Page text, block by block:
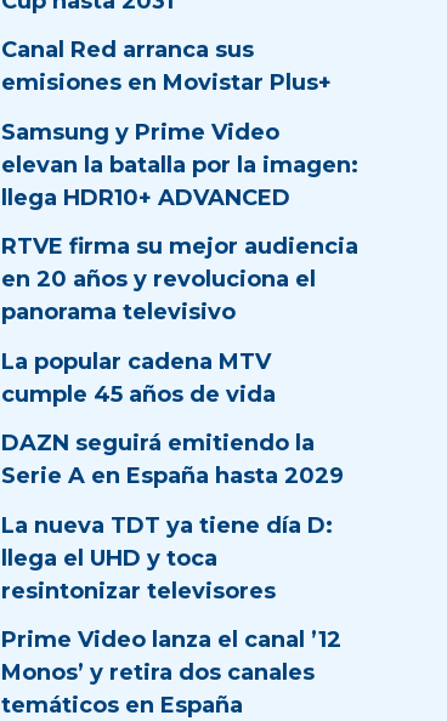
Canal Red arranca sus
emisiones en Movistar Plus+
Samsung y Prime Video
elevan la batalla por la imagen:
llega HDR10+ ADVANCED
RTVE firma su mejor audiencia
en 20 años y revoluciona el
panorama televisivo
La popular cadena MTV
cumple 45 años de vida
DAZN seguirá emitiendo la
Serie A en España hasta 2029
La nueva TDT ya tiene día D:
llega el UHD y toca
resintonizar televisores
Prime Video lanza el canal ’12
Monos’ y retira dos canales
temáticos en España